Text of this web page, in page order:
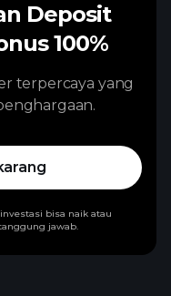
Deposit
100%
terpercaya yang
bisa naik atau
jawab.